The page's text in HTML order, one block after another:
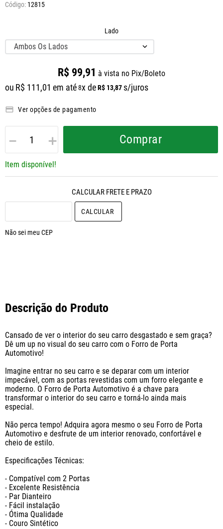
12815
Lado
Ambos Os Lados
R$ 99,91 à vista no Pix/Boleto
ou R$ 111,01 em até8x deR$ 13,87 s/juros
Ver opções de pagamento
＋
－ Comprar
Item disponível!
Não sei meu CEP
Descrição do Produto
Cansado de ver o interior do seu carro desgastado e sem graça?
Dê um up no visual do seu carro com o Forro de Porta
Automotivo!
Imagine entrar no seu carro e se deparar com um interior
impecável, com as portas revestidas com um forro elegante e
moderno. O Forro de Porta Automotivo é a chave para
transformar o interior do seu carro e torná-lo ainda mais
especial.
Não perca tempo! Adquira agora mesmo o seu Forro de Porta
Automotivo e desfrute de um interior renovado, confortável e
cheio de estilo.
Especificações Técnicas:
- Compatível com 2 Portas
- Excelente Resistência
- Par Dianteiro
- Fácil instalação
- Ótima Qualidade
- Couro Sintético